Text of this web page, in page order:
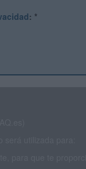
: *